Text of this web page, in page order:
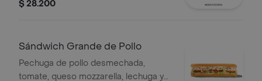
$ 28.200
Sándwich Grande de Pollo
Pechuga de pollo desmechada,
tomate, queso mozzarella, lechuga y